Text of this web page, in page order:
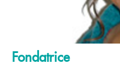
Fondatrice